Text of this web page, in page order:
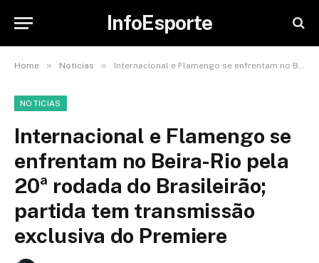
InfoEsporte
Home » Noticias » Internacional e Flamengo se enfrentam no Beira-Rio pela 20ª rodada do Brasileirão; partida tem transmissão exclusiva do Premiere
NOTICIAS
Internacional e Flamengo se
enfrentam no Beira-Rio pela
20ª rodada do Brasileirão;
partida tem transmissão
exclusiva do Premiere